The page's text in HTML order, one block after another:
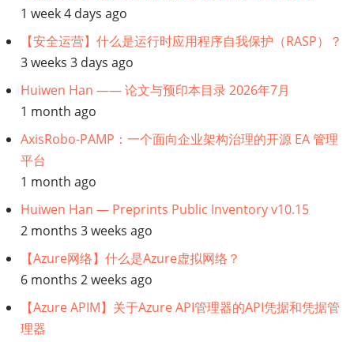
1 week 4 days ago
【安全运营】什么是运行时应用程序自我保护（RASP）？
3 weeks 3 days ago
Huiwen Han —— 论文与预印本目录 2026年7月
1 month ago
AxisRobo-PAMP：一个面向企业架构治理的开源 EA 管理
平台
1 month ago
Huiwen Han — Preprints Public Inventory v10.15
2 months 3 weeks ago
【Azure网络】什么是Azure虚拟网络？
6 months 2 weeks ago
【Azure APIM】关于Azure API管理器的API凭据和凭据管
理器